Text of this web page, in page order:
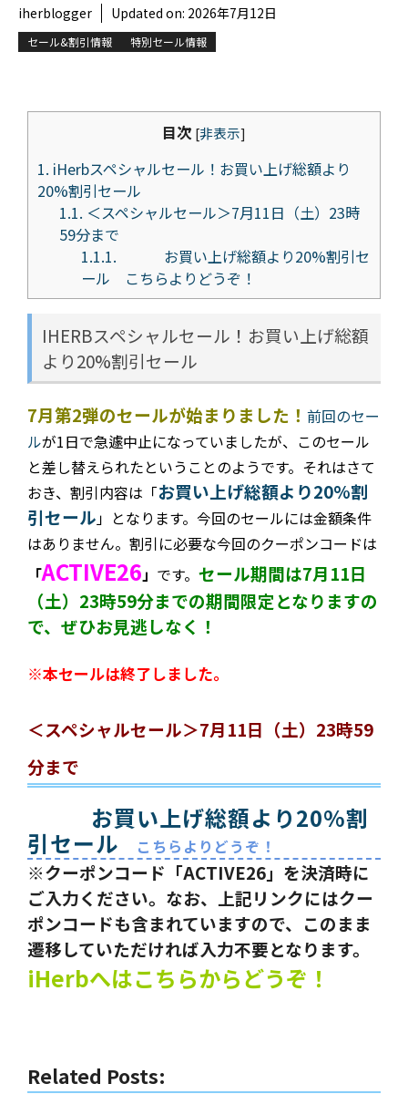
iherblogger Updated on: 2026年7月12日
セール&割引情報 特別セール情報
目次 [非表示]
1. iHerbスペシャルセール！お買い上げ総額より
20%割引セール
1.1. ＜スペシャルセール＞7月11日（土）23時
59分まで
1.1.1. お買い上げ総額より20%割引セ
ール こちらよりどうぞ！
IHERBスペシャルセール！お買い上げ総額
より20%割引セール
7月第2弾のセールが始まりました！ 前回のセー
ルが1日で急遽中止になっていましたが、このセール
と差し替えられたということのようです。 それはさて
おき、割引内容は 「お買い上げ総額より20%割
引セール 」となります。今回のセールには金額条件
はありません。割引に必要な今回のクーポンコードは
「ACTIVE26 」 です。 セール期間は7月11日
（土）23時59分までの期間限定となりますの
で、ぜひお見逃しなく！
※本セールは終了しました。
＜スペシャルセール＞7月11日（土）23時59
分まで
お買い上げ総額より20%割
引セール
こちらよりどうぞ！
※クーポンコード「ACTIVE26」を決済時に
ご入力ください。なお、上記リンクにはクー
ポンコードも含まれていますので、このまま
遷移していただければ入力不要となります。
iHerbへはこちらからどうぞ！
Related Posts: